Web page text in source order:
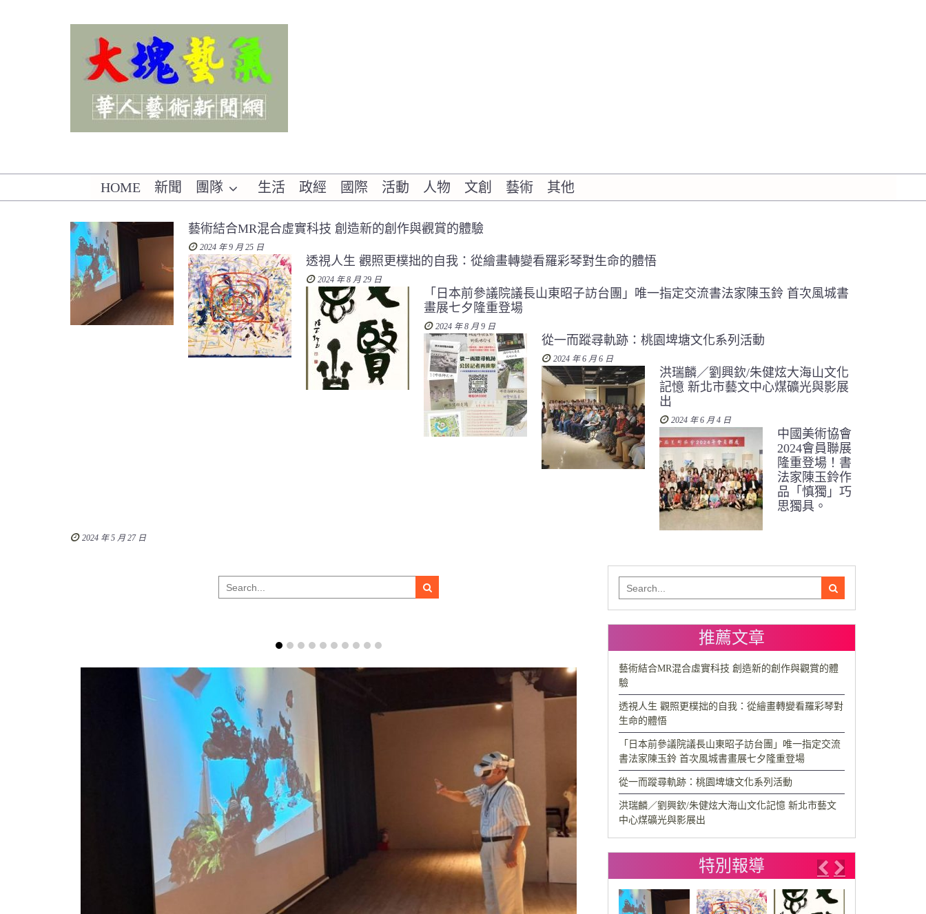
HOME 新聞 團隊 生活 政經 國際 活動 人物 文創 藝術 其他
藝術結合MR混合虛實科技 創造新的創作與觀賞的體驗
2024 年 9 月 25 日
透視人生 觀照更樸拙的自我：從繪畫轉變看羅彩琴對生命的體悟
2024 年 8 月 29 日
「日本前參議院議長山東昭子訪台團」唯一指定交流書法家陳玉鈴 首次風城書
畫展七夕隆重登場
2024 年 8 月 9 日
從一而蹤尋軌跡：桃園埤塘文化系列活動
2024 年 6 月 6 日
洪瑞麟／劉興欽/朱健炫大海山文化
記憶 新北市藝文中心煤礦光與影展
出
2024 年 6 月 4 日
中國美術協會
2024會員聯展
隆重登場！書
法家陳玉鈴作
品「慎獨」巧
思獨具。
2024 年 5 月 27 日
Search
for:
Search
for:
推薦文章
藝術結合MR混合虛實科技 創造新的創作與觀賞的體
驗
透視人生 觀照更樸拙的自我：從繪畫轉變看羅彩琴對
生命的體悟
「日本前參議院議長山東昭子訪台團」唯一指定交流
書法家陳玉鈴 首次風城書畫展七夕隆重登場
從一而蹤尋軌跡：桃園埤塘文化系列活動
洪瑞麟／劉興欽/朱健炫大海山文化記憶 新北市藝文
中心煤礦光與影展出
特別報導
Previous
Next